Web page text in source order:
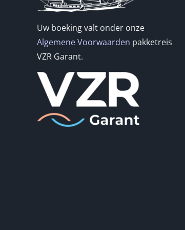
Uw boeking valt onder onze
Algemene Voorwaarden pakketreis
VZR Garant.